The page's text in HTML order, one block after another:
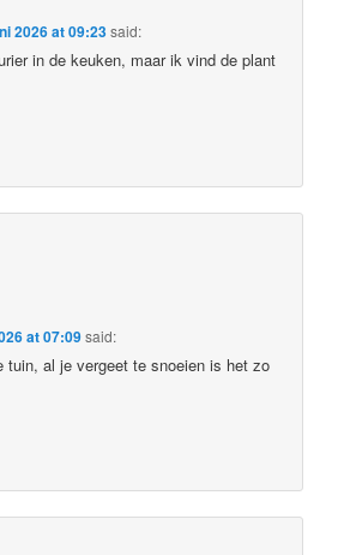
2026 at 09:23said:
in de keuken, maar ik vind de plant
at 07:09said:
tuin, al je vergeet te snoeien is het zo